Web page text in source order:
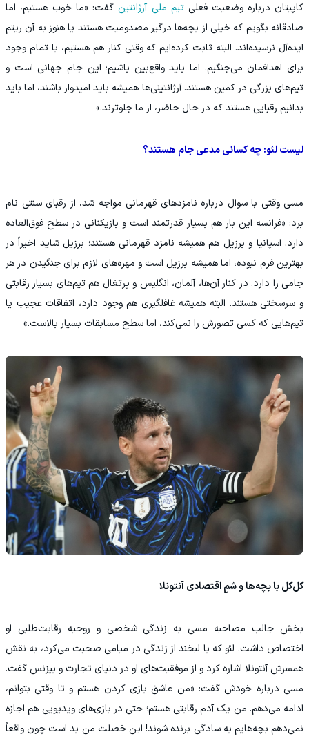
کاپیتان درباره وضعیت فعلیتیم ملی آرژانتین گفت: «ما خوب هستیم، اما
صادقانه بگویم که خیلی از بچه‌ها درگیر مصدومیت هستند یا هنوز به آن ریتم
ایده‌آل نرسیده‌اند. البته ثابت کرده‌ایم که وقتی کنار هم هستیم، با تمام وجود
برای اهدافمان می‌جنگیم. اما باید واقع‌بین باشیم؛ این جام جهانی است و
تیم‌های بزرگی در کمین هستند. آرژانتینی‌ها همیشه باید امیدوار باشند، اما باید
بدانیم رقبایی هستند که در حال حاضر، از ما جلوترند.»
لیست لئو: چه کسانی مدعی جام هستند؟
مسی وقتی با سوال درباره نامزدهای قهرمانی مواجه شد، از رقبای سنتی نام
برد: «فرانسه این بار هم بسیار قدرتمند است و بازیکنانی در سطح فوق‌العاده
دارد. اسپانیا و برزیل هم همیشه نامزد قهرمانی هستند؛ برزیل شاید اخیراً در
بهترین فرم نبوده، اما همیشه برزیل است و مهره‌های لازم برای جنگیدن در هر
جامی را دارد. در کنار آن‌ها، آلمان، انگلیس و پرتغال هم تیم‌های بسیار رقابتی
و سرسختی هستند. البته همیشه غافلگیری هم وجود دارد، اتفاقات عجیب یا
تیم‌هایی که کسی تصورش را نمی‌کند، اما سطح مسابقات بسیار بالاست.»
کل‌کل با بچه‌ها و شمِ اقتصادی آنتونلا
بخش جالب مصاحبه مسی به زندگی شخصی و روحیه رقابت‌طلبی او
اختصاص داشت. لئو که با لبخند از زندگی در میامی صحبت می‌کرد، به نقش
همسرش آنتونلا اشاره کرد و از موفقیت‌های او در دنیای تجارت و بیزنس گفت.
مسی درباره خودش گفت: «من عاشق بازی کردن هستم و تا وقتی بتوانم،
ادامه می‌دهم. من یک آدم رقابتی هستم؛ حتی در بازی‌های ویدیویی هم اجازه
نمی‌دهم بچه‌هایم به سادگی برنده شوند! این خصلت من بد است چون واقعاً